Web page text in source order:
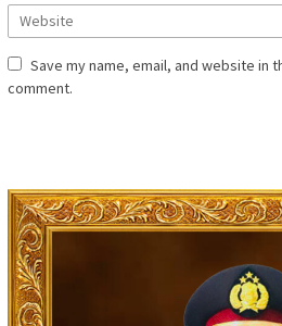
Save my name, email, and website in
comment.